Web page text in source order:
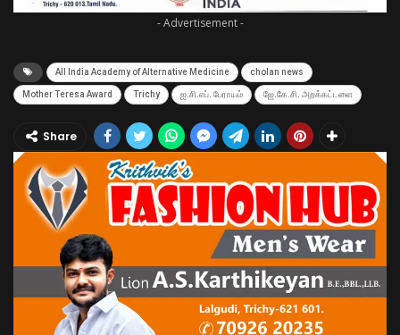
- Advertisement -
All India Academy of Alternative Medicine cholan news
Mother Teresa Award Trichy ஐ.சி.எப். பேராயம் ஜே.கே.சி. அறக்கட்டளை
Share